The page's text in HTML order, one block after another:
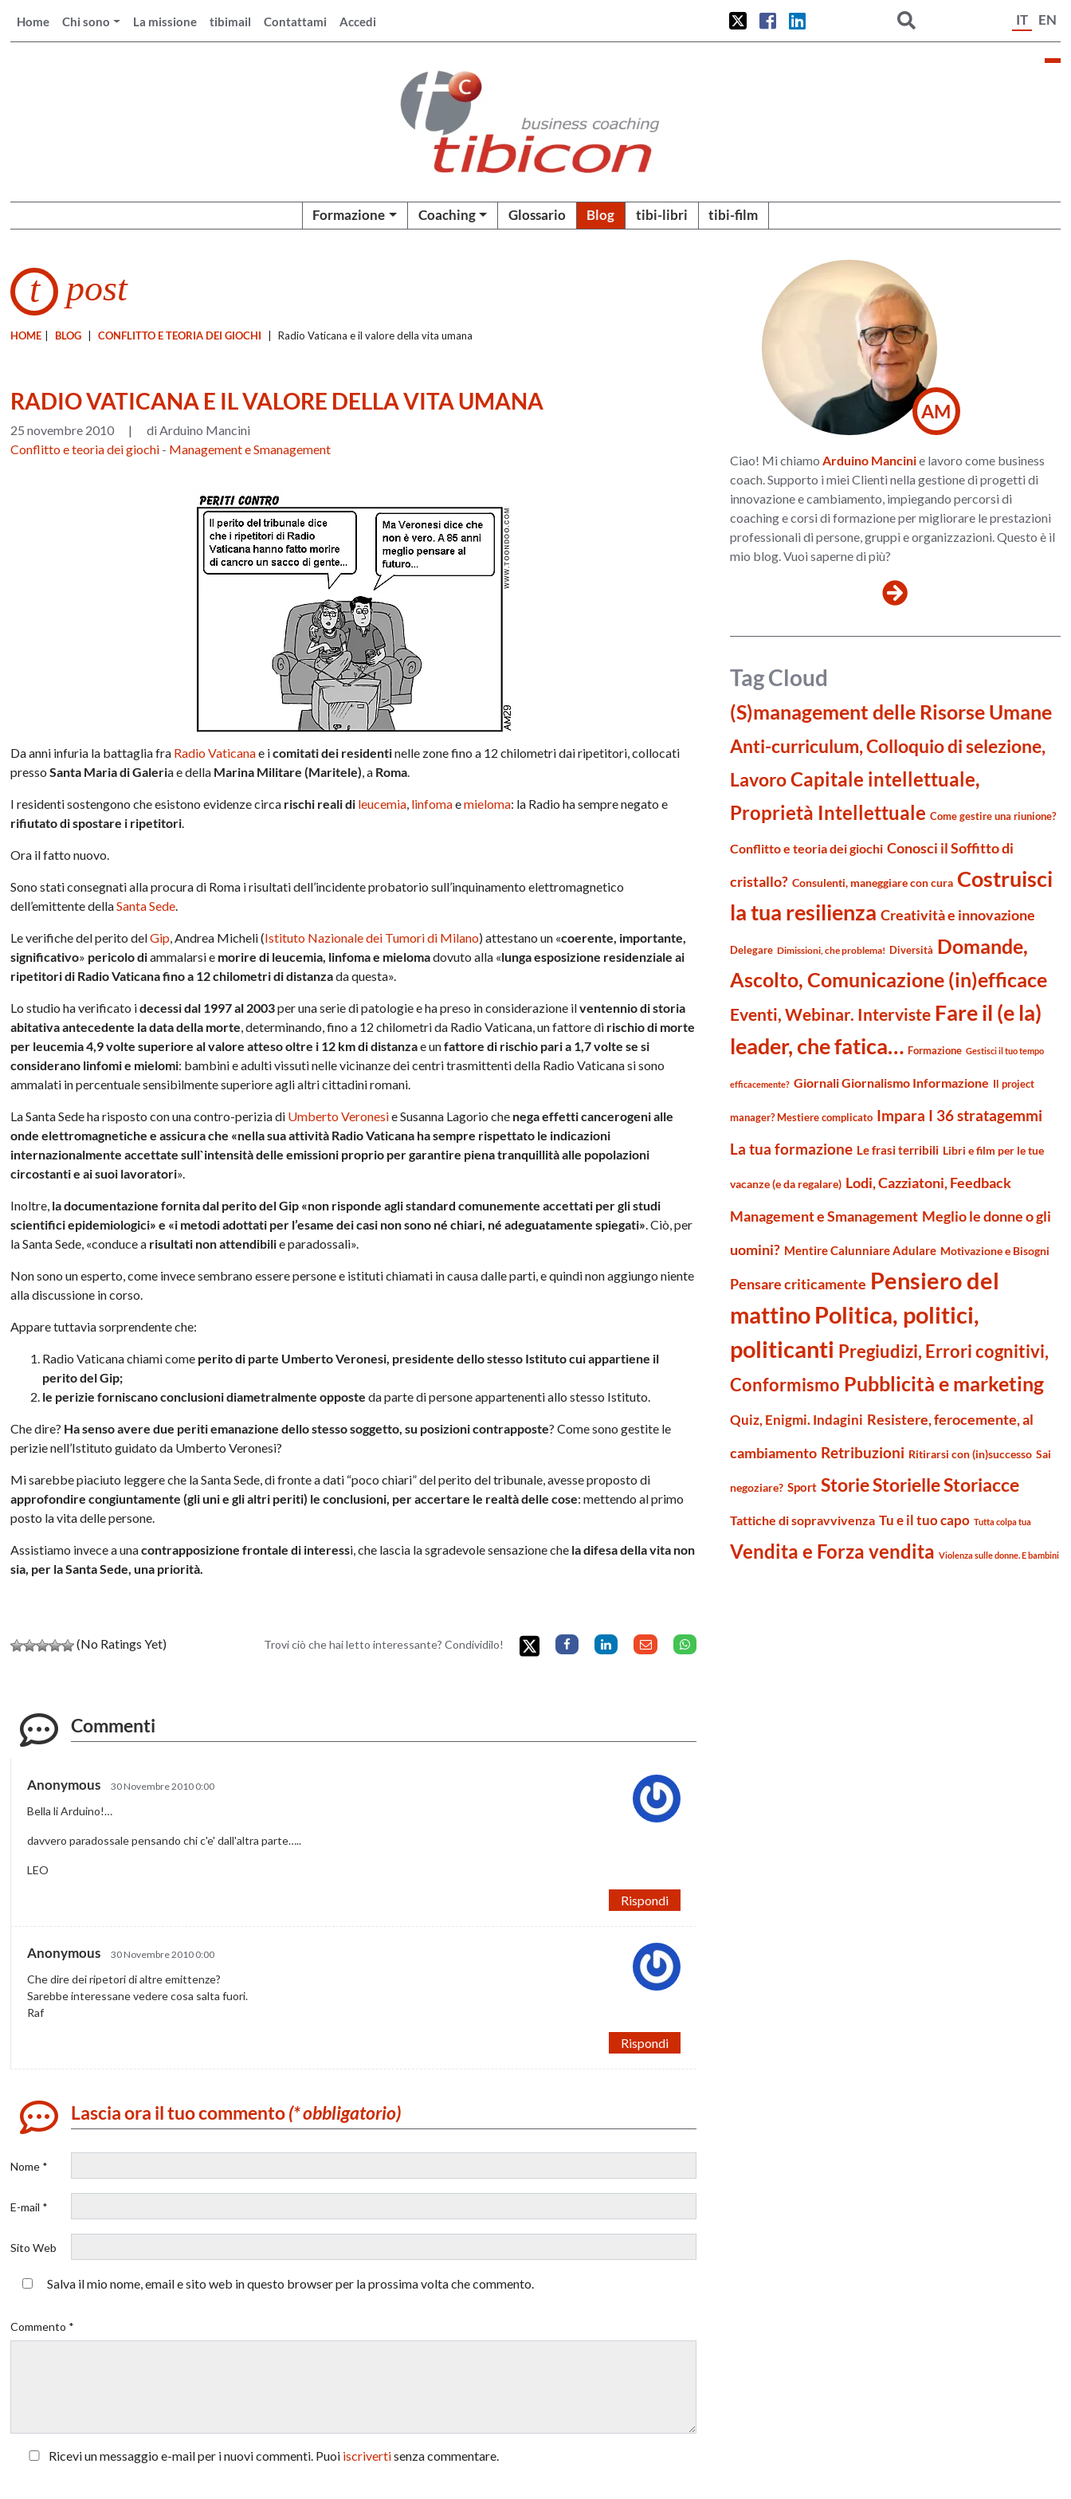
Home Chi sono La missione tibimail Contattami Accedi IT EN
Formazione Coaching Glossario Blog tibi-libri tibi-film
t post
HOME BLOG CONFLITTO E TEORIA DEI GIOCHI Radio Vaticana e il valore della vita umana
RADIO VATICANA E IL VALORE DELLA VITA UMANA
25 novembre 2010 |
di Arduino Mancini
Conflitto e teoria dei giochi - Management e Smanagement
Da anni infuria la battaglia fra Radio Vaticanae icomitati dei residentinelle zone fino a 12 chilometri dai ripetitori, collocati
pressoSanta Maria di Galeria e della Marina Militare (Maritele), a Roma.
I residenti sostengono che esistono evidenze circa rischi reali di leucemia, linfomaemieloma: la Radio ha sempre negato e
rifiutato di spostare i ripetitori.
Ora il fatto nuovo.
Sono stati consegnati alla procura di Roma i risultati dell’incidente probatorio sull’inquinamento elettromagnetico
dell’emittente dellaSanta Sede.
Le verifiche del perito delGip, Andrea Micheli (Istituto Nazionale dei Tumori di Milano) attestano un «coerente, importante,
significativo» pericolo diammalarsi e morire di leucemia, linfoma e mielomadovuto alla «lunga esposizione residenziale ai
ripetitori di Radio Vaticana fino a 12 chilometri di distanzada questa».
Lo studio ha verificato idecessi dal 1997 al 2003per una serie di patologie e ha preso in considerazione ilventennio di storia
abitativa antecedente la data della morte, determinando, fino a 12 chilometri da Radio Vaticana, un fattore di rischio di morte
per leucemia 4,9 volte superiore al valore atteso oltre i 12 km di distanzae unfattore di rischio pari a 1,7 volte se si
considerano linfomi e mielomi: bambini e adulti vissuti nelle vicinanze dei centri trasmittenti della Radio Vaticana si sono
ammalati in percentuale sensibilmente superiore agli altri cittadini romani.
La Santa Sede ha risposto con una contro-perizia di Umberto Veronesie Susanna Lagorio che nega effetti cancerogeni alle
onde elettromagnetiche e assicura che «nella sua attività Radio Vaticana ha sempre rispettato le indicazioni
internazionalmente accettate sull`intensità delle emissioni proprio per garantire piena tranquillità alle popolazioni
circostanti e ai suoi lavoratori».
Inoltre, la documentazione fornita dal perito del Gip «non risponde agli standard comunemente accettati per gli studi
scientifici epidemiologici» e «i metodi adottati per l’esame dei casi non sono né chiari, né adeguatamente spiegati». Ciò, per
la Santa Sede, «conduce a risultati non attendibilie paradossali».
Non sono un esperto, come invece sembrano essere persone e istituti chiamati in causa dalle parti, e quindi non aggiungo niente
alla discussione in corso.
Appare tuttavia sorprendente che:
Radio Vaticana chiami come perito di parte Umberto Veronesi, presidente dello stesso Istituto cui appartiene il
perito del Gip;
le perizie forniscano conclusioni diametralmente opposte da parte di persone appartenenti allo stesso Istituto.
Che dire? Ha senso avere due periti emanazione dello stesso soggetto, su posizioni contrapposte? Come sono gestite le
perizie nell’Istituto guidato da Umberto Veronesi?
Mi sarebbe piaciuto leggere che la Santa Sede, di fronte a dati “poco chiari” del perito del tribunale, avesse proposto di
approfondire congiuntamente (gli uni e gli altri periti) le conclusioni, per accertare le realtà delle cose: mettendo al primo
posto la vita delle persone.
Assistiamo invece a unacontrapposizione frontale di interessi, che lascia la sgradevole sensazione che la difesa della vita non
sia, per la Santa Sede, una priorità.
(No Ratings Yet) Trovi ciò che hai letto interessante? Condividilo!
Commenti
Anonymous 30 Novembre 2010 0:00
Bella li Arduino!…
davvero paradossale pensando chi c'e' dall'altra parte…..
LEO
Rispondi
Anonymous 30 Novembre 2010 0:00
Che dire dei ripetori di altre emittenze?
Sarebbe interessane vedere cosa salta fuori.
Raf
Rispondi
Lascia ora il tuo commento(* obbligatorio)
Nome *
E-mail *
Sito Web
Salva il mio nome, email e sito web in questo browser per la prossima volta che commento.
Commento *
Ricevi un messaggio e-mail per i nuovi commenti. Puoi iscrivertisenza commentare.
AM
Ciao! Mi chiamo Arduino Mancinie lavoro come business
coach. Supporto i miei Clienti nella gestione di progetti di
innovazione e cambiamento, impiegando percorsi di
coaching e corsi di formazione per migliorare le prestazioni
professionali di persone, gruppi e organizzazioni. Questo è il
mio blog. Vuoi saperne di più?
Tag Cloud
(S)management delle Risorse Umane
Anti-curriculum, Colloquio di selezione,
LavoroCapitale intellettuale,
Proprietà Intellettuale Come gestire una riunione?
Conflitto e teoria dei giochi Conosci il Soffitto di
cristallo? Consulenti, maneggiare con cura Costruisci
la tua resilienza Creatività e innovazione
Delegare Dimissioni, che problema! Diversità Domande,
Ascolto, Comunicazione (in)efficace
Eventi, Webinar. Interviste Fare il (e la)
leader, che fatica… Formazione Gestisci il tuo tempo
efficacemente? Giornali Giornalismo Informazione Il project
manager? Mestiere complicato Impara I 36 stratagemmi
La tua formazione Le frasi terribili Libri e film per le tue
vacanze (e da regalare) Lodi, Cazziatoni, Feedback
Management e Smanagement Meglio le donne o gli
uomini? Mentire Calunniare Adulare Motivazione e Bisogni
Pensare criticamente Pensiero del
mattino Politica, politici,
politicanti Pregiudizi, Errori cognitivi,
Conformismo Pubblicità e marketing
Quiz, Enigmi. Indagini Resistere, ferocemente, al
cambiamento Retribuzioni Ritirarsi con (in)successo Sai
negoziare? Sport Storie Storielle Storiacce
Tattiche di sopravvivenza Tu e il tuo capo Tutta colpa tua
Vendita e Forza vendita Violenza sulle donne. E bambini